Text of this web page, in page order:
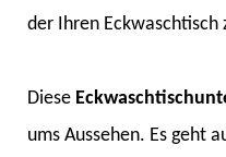
der Ihren
Diese
ums Aussehen. Es geht